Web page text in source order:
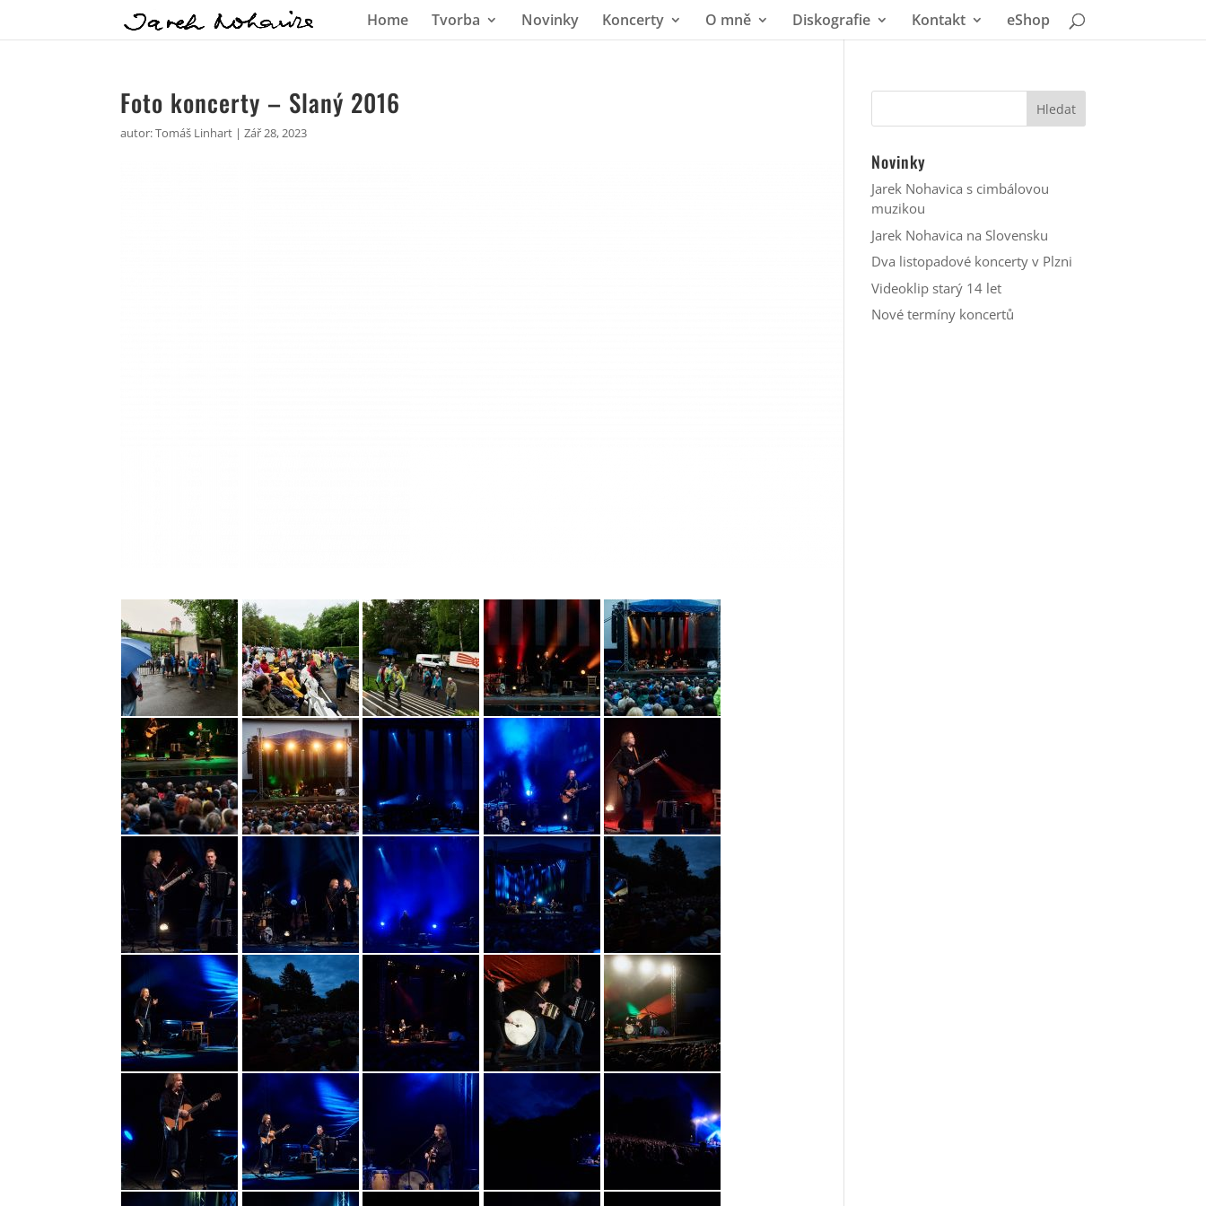
Home Tvorba Novinky Koncerty O mně Diskografie Kontakt eShop
Foto koncerty – Slaný 2016
autor:Tomáš Linhart |Zář 28, 2023
Novinky
Jarek Nohavica s cimbálovou
muzikou
Jarek Nohavica na Slovensku
Dva listopadové koncerty v Plzni
Videoklip starý 14 let
Nové termíny koncertů